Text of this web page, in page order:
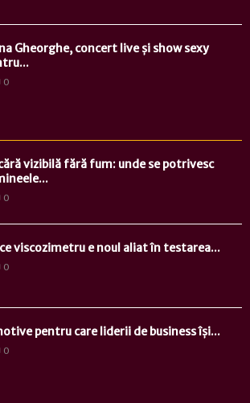
Gheorghe, concert live și show sexy
0
vizibilă fără fum: unde se potrivesc
0
viscozimetru e noul aliat în testarea...
0
pentru care liderii de business își...
0